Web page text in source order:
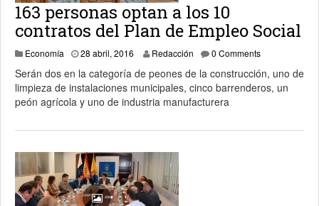
163 personas optan a los 10
contratos del Plan de Empleo Social
Economía 28 abril, 2016 28 abril, 2016
Redacción 0 Comments
Serán dos en la categoría de peones de la construcción, uno de
limpieza de instalaciones municipales, cinco barrenderos, un
peón agrícola y uno de industria manufacturera